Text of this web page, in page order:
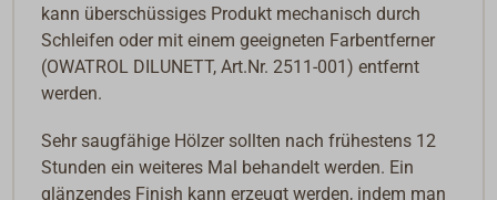
kann überschüssiges Produkt mechanisch durch
Schleifen oder mit einem geeigneten Farbentferner
(OWATROL DILUNETT, Art.Nr. 2511-001) entfernt
werden.
Sehr saugfähige Hölzer sollten nach frühestens 12
Stunden ein weiteres Mal behandelt werden. Ein
glänzendes Finish kann erzeugt werden, indem man